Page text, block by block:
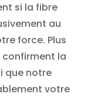
si la fibre
au
force. Plus
confirment la
que notre
votre